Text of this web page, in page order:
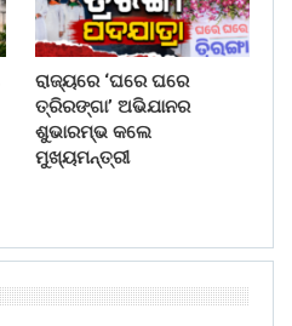
ରାଜ୍ୟରେ ‘ଘରେ ଘରେ
ତ୍ରିରଙ୍ଗା’ ଅଭିଯାନର
ଶୁଭାରମ୍ଭ କଲେ
ମୁଖ୍ୟମନ୍ତ୍ରୀ